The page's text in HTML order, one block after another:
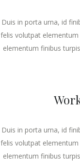
Duis in porta urna, id
felis volutpat
elementum finibus
Duis in porta urna, id
felis volutpat
elementum finibus